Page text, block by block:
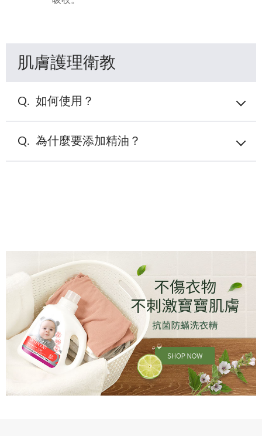
肌膚護理衛教
如何使用？
長效鎖水，一天2次保持肌膚彈力。
為什麼要添加精油？